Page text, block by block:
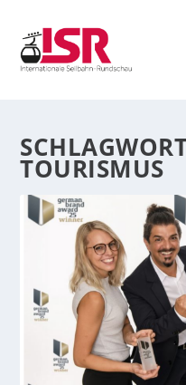
TOURISMUS